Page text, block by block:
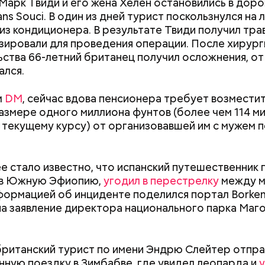
Souci. В один из дней турист поскользнулся на
кондиционера. В результате Твиди получил
для проведения операции. После
66-летний британец получил осложнения,
DM, сейчас вдова пенсионера требует
одного миллиона фунтов (более чем 114
курсу) от организовавшей им с мужем
стало известно, что испанский путешественник
Южную Эфиопию, угодил в перестрелку между
об инциденте поделился портал
заявление директора национального парка
турист по имени Эндрю Слейтер
что атака целой акульей стаи на
или океане вполне реальна.
возможное, чтобы не оказаться за бортом.
из пяти человек такое путешествие
белорусских рублей (около 10311 рублей по